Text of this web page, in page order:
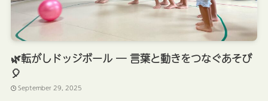
🌿転がしドッジボール ― 言葉と動きをつなぐあそび
🎈
September 29, 2025